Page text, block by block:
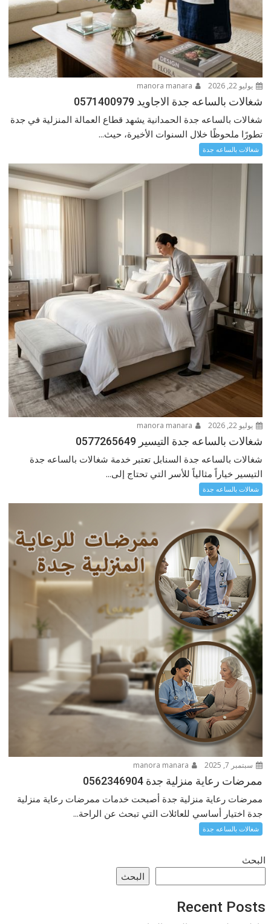
يوليو 22, 2026
شغالات بالساعه جدة الاجاويد 0571400979
شغالات بالساعه جدة الحمدانية يشهد قطاع العمالة المنزلية في جدة
تطورًا ملحوظًا خلال السنوات الأخيرة، حيث...
شغالات بالساعه جدة
يوليو 22, 2026
شغالات بالساعه جدة التيسير 0577265649
شغالات بالساعه جدة السنابل تعتبر خدمة شغالات بالساعه جدة
التيسير خياراً مثالياً للأسر التي تحتاج إلى...
شغالات بالساعه جدة
سبتمبر 7, 2025
ممرضات رعاية منزلية جدة 0562346904
ممرضات رعاية منزلية جدة أصبحت خدمات ممرضات رعاية منزلية
جدة اختيار أساسي للعائلات التي تبحث عن الراحة...
شغالات بالساعه جدة
البحث
البحث
Recent Posts